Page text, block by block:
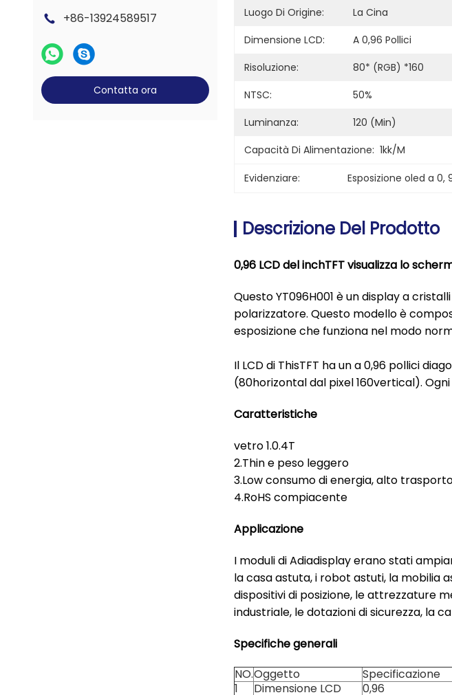
+86-13924589517
Contatta ora
Luogo Di Origine: La Cina
Dimensione LCD:
A 0,96 Pollici
Risoluzione:
80* (RGB) *160
NTSC:
50%
Luminanza:
120 (min)
Capacità Di Alimentazione: 1kk/m
Evidenziare: Esposizione oled a 0,
Descrizione Del Prodotto
0,96 LCD del inchTFT visualizza lo
Questo YT096H001 è un display a
polarizzatore. Questo modello è
esposizione che funziona nel modo
Il LCD di ThisTFT ha un a 0,96 pollici
(80horizontal dal pixel 160vertical).
Caratteristiche
vetro 1.0.4T
2.Thin e peso leggero
3.Low consumo di energia, alto
4.RoHS compiacente
Applicazione
I moduli di Adiadisplay erano stati
la casa astuta, i robot astuti, la mobilia
dispositivi di posizione, le attrezzature
industriale, le dotazioni di sicurezza, la
Specifiche generali
NO.Oggetto Specificazione
1
Dimensione LCD 0,96